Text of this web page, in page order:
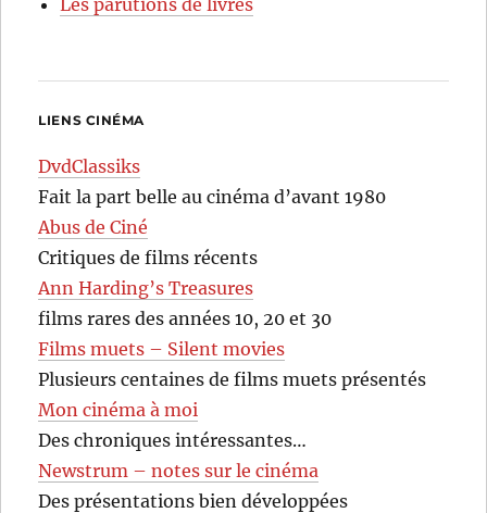
LIENS CINÉMA
DvdClassiks
Fait la part belle au cinéma d’avant 1980
Abus de Ciné
Critiques de films récents
Ann Harding’s Treasures
films rares des années 10, 20 et 30
Films muets – Silent movies
Plusieurs centaines de films muets présentés
Mon cinéma à moi
Des chroniques intéressantes…
Newstrum – notes sur le cinéma
Des présentations bien développées